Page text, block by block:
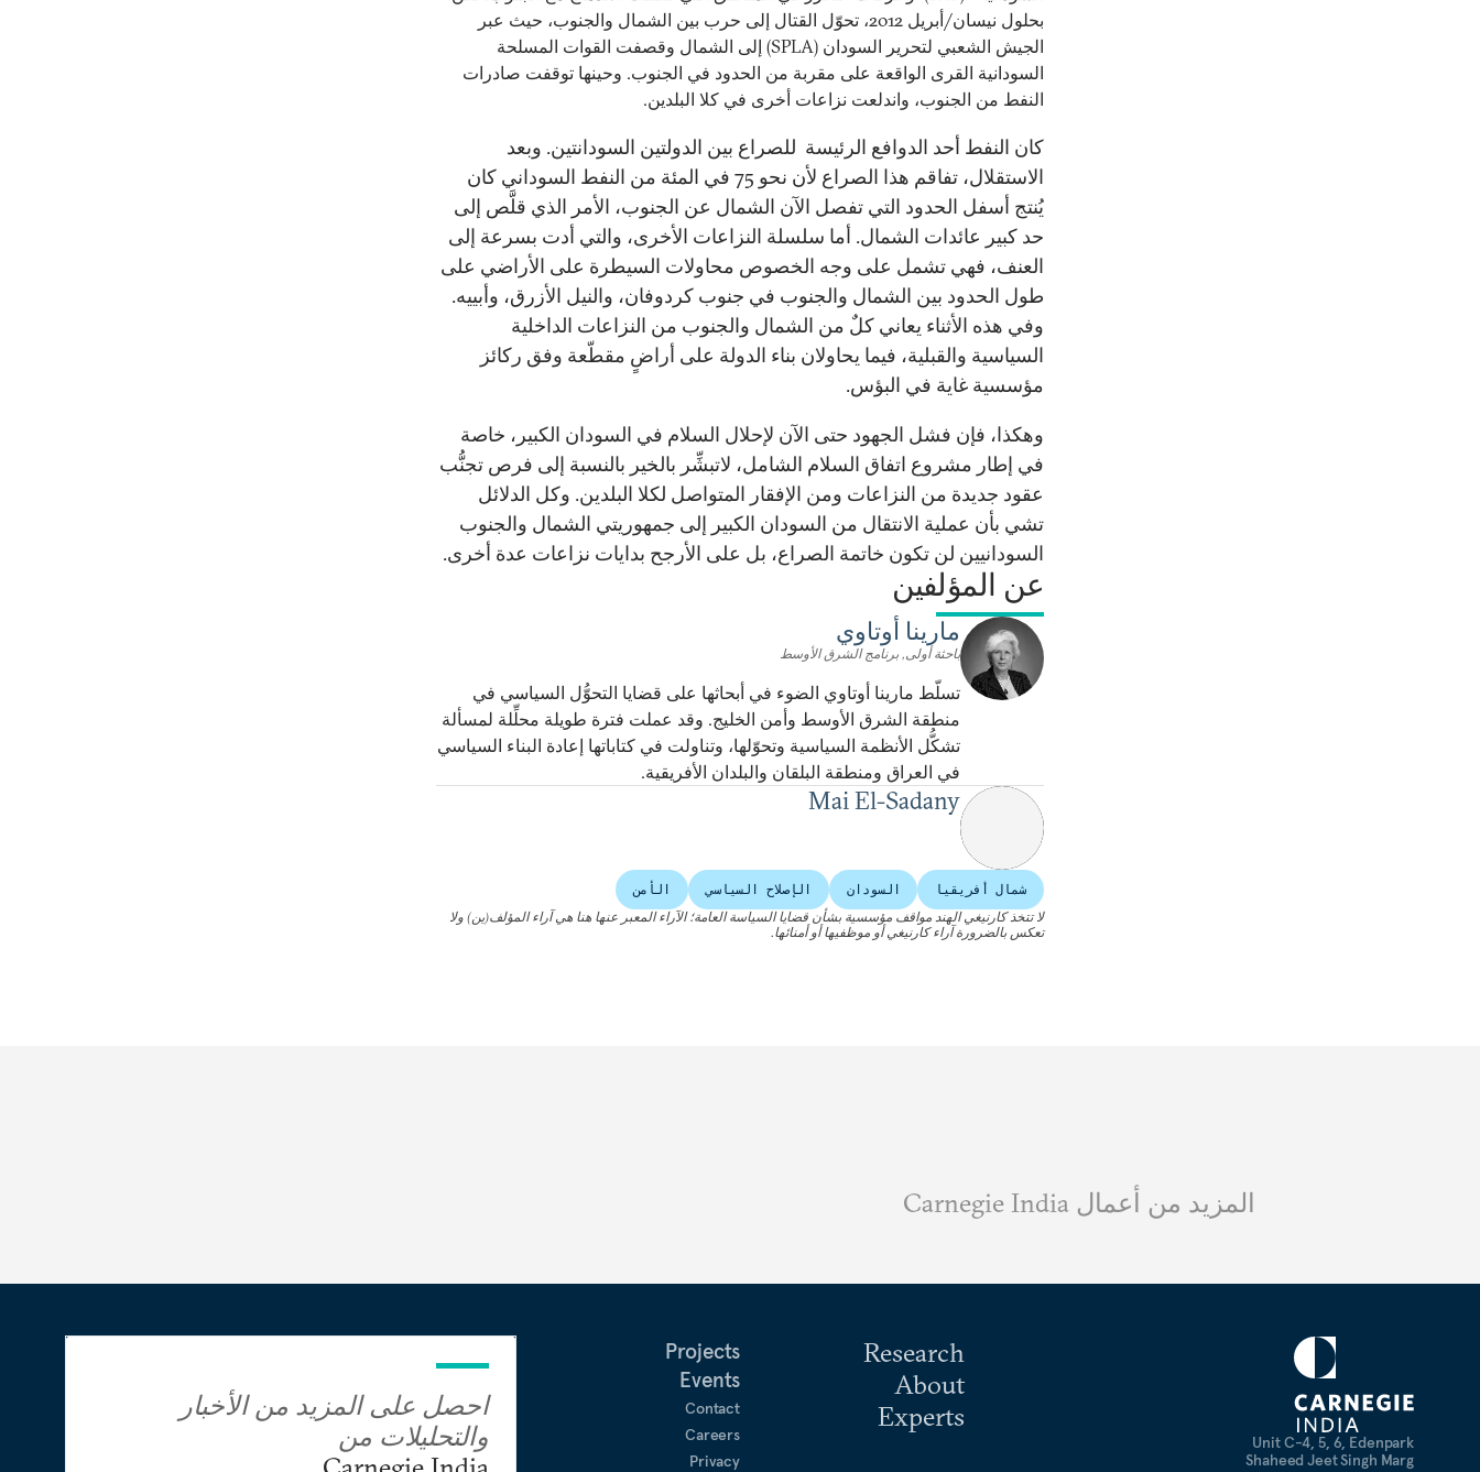
بحلول نيسان/أبريل 2012، تحوّل القتال إلى حرب بين الشمال والجنوب، حيث عبر
الجيش الشعبي لتحرير السودان (SPLA) إلى الشمال وقصفت القوات المسلحة
السودانية القرى الواقعة على مقربة من الحدود في الجنوب. وحينها توقفت صادرات
النفط من الجنوب، واندلعت نزاعات أخرى في كلا البلدين.
كان النفط أحد الدوافع الرئيسة للصراع بين الدولتين السودانتين. وبعد
الاستقلال، تفاقم هذا الصراع لأن نحو 75 في المئة من النفط السوداني كان
يُنتج أسفل الحدود التي تفصل الآن الشمال عن الجنوب، الأمر الذي قلَّص إلى
حد كبير عائدات الشمال. أما سلسلة النزاعات الأخرى، والتي أدت بسرعة إلى
العنف، فهي تشمل على وجه الخصوص محاولات السيطرة على الأراضي على
طول الحدود بين الشمال والجنوب في جنوب كردوفان، والنيل الأزرق، وأبييه.
وفي هذه الأثناء يعاني كلٌ من الشمال والجنوب من النزاعات الداخلية
السياسية والقبلية، فيما يحاولان بناء الدولة على أراضٍ مقطّعة وفق ركائز
مؤسسية غاية في البؤس.
وهكذا، فإن فشل الجهود حتى الآن لإحلال السلام في السودان الكبير، خاصة
في إطار مشروع اتفاق السلام الشامل، لاتبشِّر بالخير بالنسبة إلى فرص تجنُّب
عقود جديدة من النزاعات ومن الإفقار المتواصل لكلا البلدين. وكل الدلائل
تشي بأن عملية الانتقال من السودان الكبير إلى جمهوريتي الشمال والجنوب
السودانيين لن تكون خاتمة الصراع، بل على الأرجح بدايات نزاعات عدة أخرى.
عن المؤلفين
مارينا أوتاوي
باحثة أولى, برنامج الشرق الأوسط
تسلّط مارينا أوتاوي الضوء في أبحاثها على قضايا التحوُّل السياسي في
منطقة الشرق الأوسط وأمن الخليج. وقد عملت فترة طويلة محلِّلة لمسألة
تشكُّل الأنظمة السياسية وتحوّلها، وتناولت في كتاباتها إعادة البناء السياسي
في العراق ومنطقة البلقان والبلدان الأفريقية.
Mai El-Sadany
شمال أفريقيا السودان الإصلاح السياسي
الأمن
لا تتخذ كارنيغي الهند مواقف مؤسسية بشأن قضايا السياسة العامة؛ الآراء المعبر عنها هنا هي آراء المؤلف(ين) ولا
تعكس بالضرورة آراء كارنيغي أو موظفيها أو أمنائها.
المزيد من أعمال Carnegie India
Unit C-4, 5, 6, Edenpark
Shaheed Jeet Singh Marg
Research
About
Experts
Projects
Events
Contact
Careers
Privacy
احصل على المزيد من الأخبار
والتحليلات من